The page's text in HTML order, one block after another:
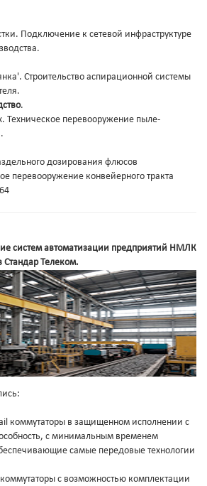
машины.
Подключение к сетевой инфраструктуре
Строительство аспирационной системы
.
Техническое перевооружение пыле-
дозирования флюсов
перевооружение конвейерного тракта
систем автоматизации предприятий НМЛК
Стандар Телеком.
коммутаторы в защищенном исполнении с
с минимальным временем
самые передовые технологии
с возможностью комплектации